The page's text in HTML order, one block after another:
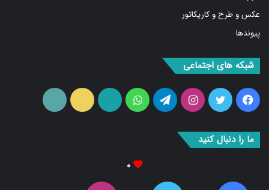
پیوندها
فیس
بوک
توییتراینستاگرامتلگرامواتس
آپ
آپارات ایتا